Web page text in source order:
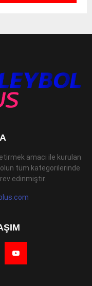
amacı ile kurulan
tüm kategorilerinde
edinmiştir.